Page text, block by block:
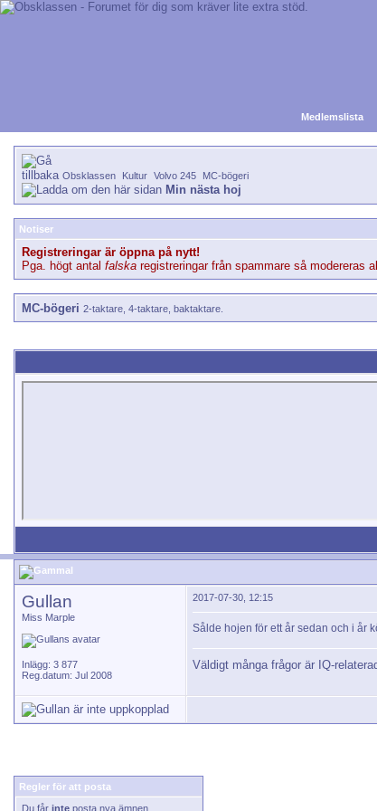
Medlemslista
Obsklassen Kultur Volvo 245 MC-bögeri
Min nästa hoj
Notiser
Registreringar är öppna på nytt!
Pga. högt antal falska registreringar från spammare så modereras
MC-bögeri 2-taktare, 4-taktare, baktaktare.
Gullan
Miss Marple
Inlägg: 3 877
Reg.datum: Jul 2008
2017-07-30, 12:15
Sålde hojen för ett år sedan och i år
Väldigt många frågor är IQ-
Regler för att posta
Du får inte posta nya ämnen